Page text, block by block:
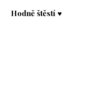
Hodně štěstí ♥